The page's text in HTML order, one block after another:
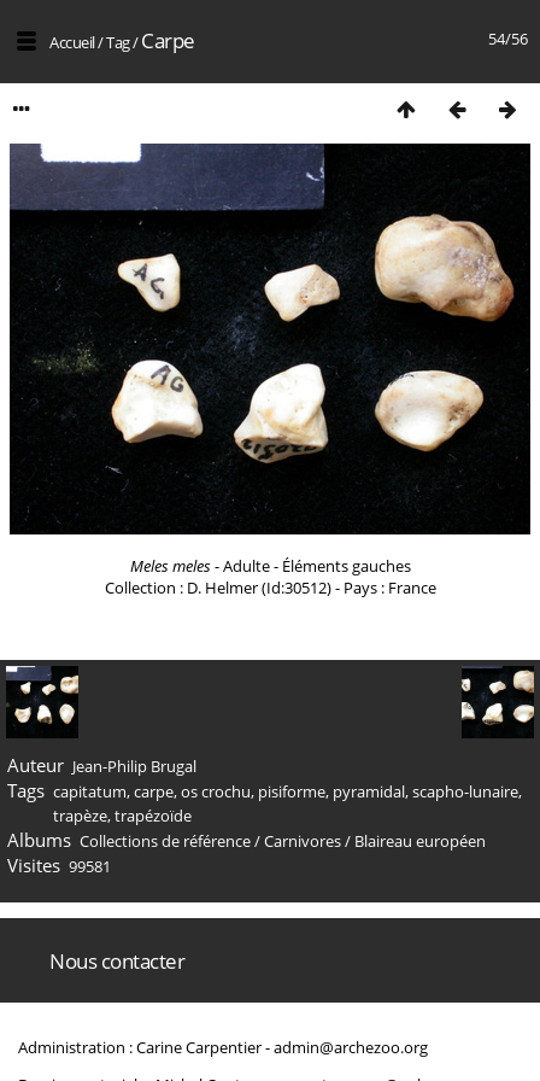
54/56
Accueil/Tag/Carpe
Meles meles- Adulte - Éléments gauches
Collection : D. Helmer (Id:30512) - Pays : France
Auteur Jean-Philip Brugal
Tags capitatum,carpe,os crochu, pisiforme, pyramidal,scapho-lunaire,
trapèze,trapézoïde
Albums Collections de référence/Carnivores/ Blaireau européen
Visites 99581
Nous contacter
Administration : Carine Carpentier -admin@archezoo.org